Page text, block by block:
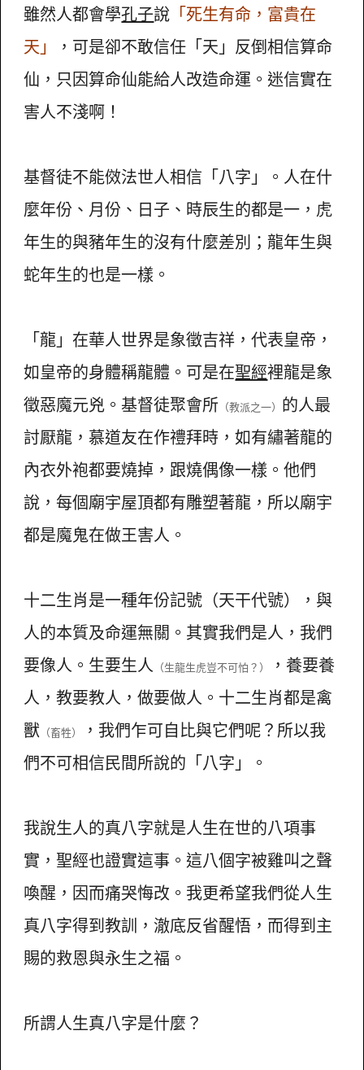
雖然人都會學孔子說 「死生有命，富貴在
天」
，可是卻不敢信任「天」反倒相信算命
仙，只因算命仙能給人改造命運。迷信實在
害人不淺啊！
基督徒不能傚法世人相信「八字」。人在什
麼年份、月份、日子、時辰生的都是一，虎
年生的與豬年生的沒有什麼差別；龍年生與
蛇年生的也是一樣。
「龍」在華人世界是象徵吉祥，代表皇帝，
如皇帝的身體稱龍體。可是在聖經裡龍是象
徵惡魔元兇。基督徒聚會所 （教派之一） 的人最
討厭龍，慕道友在作禮拜時，如有繡著龍的
內衣外袍都要燒掉，跟燒偶像一樣。他們
說，每個廟宇屋頂都有雕塑著龍，所以廟宇
都是魔鬼在做王害人。
十二生肖是一種年份記號（天干代號），與
人的本質及命運無關。其實我們是人，我們
要像人。生要生人 （生龍生虎豈不可怕？）
，養要養
人，教要教人，做要做人。十二生肖都是禽
獸 （畜牲）
，我們乍可自比與它們呢？所以我
們不可相信民間所說的「八字」。
我說生人的真八字就是人生在世的八項事
實，聖經也證實這事。這八個字被雞叫之聲
喚醒，因而痛哭悔改。我更希望我們從人生
真八字得到教訓，澈底反省醒悟，而得到主
賜的救恩與永生之福。
所謂人生真八字是什麼？